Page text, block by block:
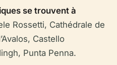
se trouvent à
Rossetti, Cathédrale de
Castello
Punta Penna.